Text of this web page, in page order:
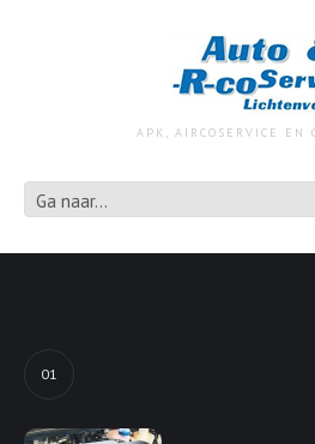
APK, AIRCOSERVICE EN
01